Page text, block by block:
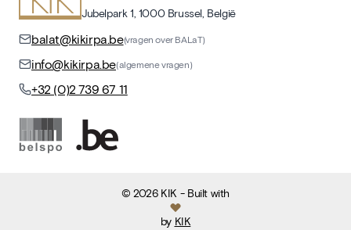
Jubelpark 1, 1000 Brussel, België
balat@kikirpa.be(vragen over BALaT)
info@kikirpa.be(algemene vragen)
+32 (0)2 739 67 11
©2026 KIK - Built with
by KIK